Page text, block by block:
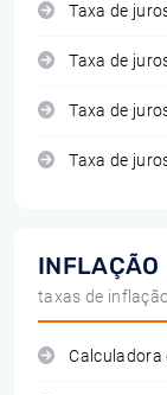
Taxa de
Taxa de
Taxa de
Taxa de
INFLAÇÃO
taxas de
Calculadora